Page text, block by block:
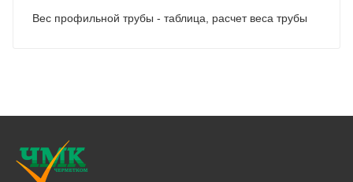
Вес профильной трубы - таблица, расчет веса трубы